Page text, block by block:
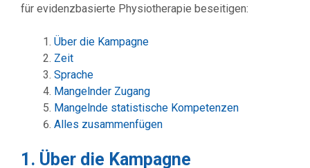
für evidenzbasierte Physiotherapie beseitigen:
Über die Kampagne
Zeit
Sprache
Mangelnder Zugang
Mangelnde statistische Kompetenzen
Alles zusammenfügen
1. Über die Kampagne